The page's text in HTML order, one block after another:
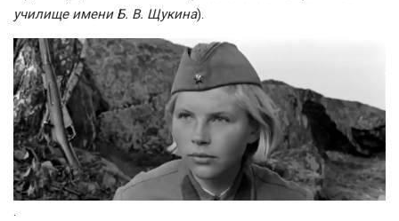
училище имени Б. В. Щукина).
.